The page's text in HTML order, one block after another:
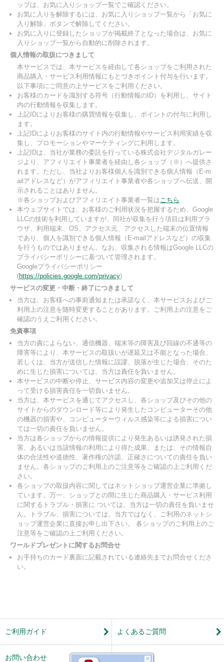
ップは、お気に入りショップ一覧でご確認ください。
お気に入りを解除するには、お気に入りショップ一覧から「お気に
入り解除」ボタンで解除してください。
お気に入りに登録したショップが掲載終了となった場合は、お気に
入りショップ一覧から自動的に削除されます。
個人情報の取扱につきまして
本サービスでは、本サービスを経由して各ショップをご利用された
商品購入・サービス利用情報にもとづきポイント付与を行います。
以下事項にご同意の上サービスをご利用ください。
お客様のカードを識別する符号（行動情報のID）を利用し、サイト
内の行動情報を収集します。
上記IDによりお客様の購買情報を収集し、ポイントの付与に利用し
ます。
上記IDによりお客様のサイト内の行動情報やサービス利用実績を収
集し、プロモーションやマーケティングに利用します。
上記IDは、当社が業務の委託を行っている株式会社デジタルガレー
ジより、アフィリエイト事業者を経由し各ショップ（※）へ提供さ
れます。ただし、当社よりお客様個人を識別できる個人情報（E-m
ailアドレスなど）がアフィリエイト事業者や各ショップへ伝送、開
示されることはありません。
※各ショップおよびアフィリエイト事業者一覧はこちら
本ウェブサイトでは、お客様のご利用状況を把握するため、Google
LLCの技術を利用していますが、同社が収集を行う項目は利用ブラ
ウザ、利用端末、OS、アクセス元、アクセスした端末の位置情報
であり、個人を識別できる個人情報（E-mailアドレスなど）の収集
を行うものではありません。なお、収集される情報はGoogle LLCの
プライバシーポリシーに基づいて管理されます。
Googleプライバシーポリシー
(https://policies.google.com/privacy)
サービスの変更・中断・終了につきまして
当方は、お客様への事前通知または承諾なく、本サービスおよびご
利用上の注意を随時変更することがあります。ご利用上の注意をご
確認のうえご利用ください。
免責事項
当方の責によらない、通信機器、端末等の障害及び回線の不通等の
障害等により、本サービスの取扱いが遅延又は不能となった場合、
若しくは、当方が送信した情報に誤謬、脱落が生じた場合、そのた
めに生じた損害については、当方は責任を負いません。
本サービスの中断や停止、サービス内容の変更や追加又は停止によ
って受ける損害責任を一切負いません。
当方は、本サービスを通じてアクセスし、各ショップ及びその他の
サイトからのダウンロード等により発生したコンピューターその他
の機器の損害や、コンピューターウィルス感染等による損害につい
ては一切の責任を負いません。
当方は各ショップからの情報提供により発生あるいは誘発された損
害、あるいは当該情報の利用により得た成果、または、その情報自
体の合法性や道徳性、著作権の許諾、正確さについての責任を負い
ません。各ショップのご利用上のご注意等をご確認の上ご利用くだ
さい。
各ショップの取扱内容に関してはネットショップ運営企業に準拠し
ています。万一、ショップとの間に生じた商品購入・サービス利用
に関するトラブル・損害に ついては、当方は一切の責任を負いませ
ん。トラブル、損害については、当方ではなく、ご利用のネットシ
ョップ運営企業に直接お申し出下さい。 各ショップのご利用上のご
注意等をご確認の上ご利用ください。
ワールドプレゼントに関するお問合せ
お手持ちのカード裏面に記載されている連絡先までお問合せくださ
い。
ご利用ガイド よくあるご質問
お問い合わせ